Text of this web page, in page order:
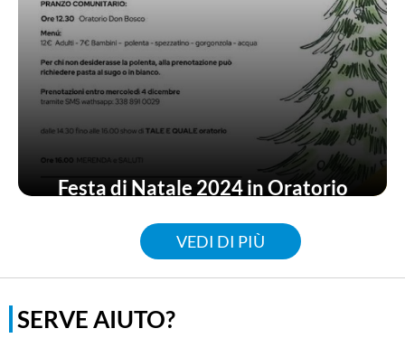
Festa di Natale 2024 in Oratorio
VEDI DI PIÙ
SERVE AIUTO?